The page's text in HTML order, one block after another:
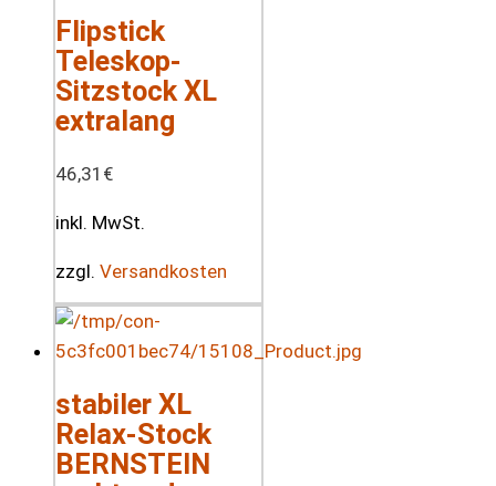
Flipstick
Teleskop-
Sitzstock XL
extralang
46,31 €
inkl. MwSt.
zzgl. Versandkosten
stabiler XL
Relax-Stock
BERNSTEIN